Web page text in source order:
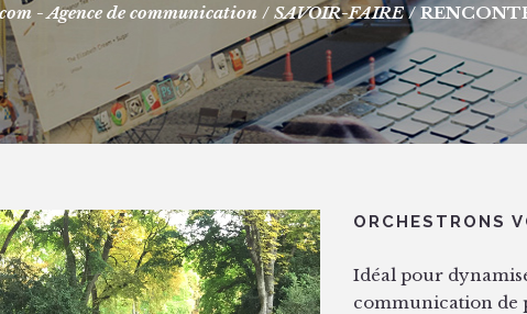
- Agence de communication / SAVOIR-FAIRE/
ORCHESTRONS
Idéal pour
communication de